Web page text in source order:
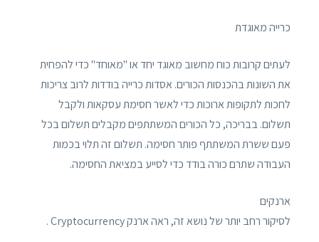
כרייה מאוגדת
לעתים קרובות כוח מחשוב מאוגד יחד או "מאוחד" כדי להפחית
את השונות בהכנסות הכורים. אסדות כרייה בודדות לרוב צריכות
לחכות לתקופות ארוכות כדי לאשר חסימת עסקאות ולקבל
תשלום. בבריכה, כל הכורים המשתתפים מקבלים תשלום בכל
פעם ששרת המשתתף פותר חסימה. תשלום זה תלוי בכמות
העבודה שתרם כורה בודד כדי לסייע במציאת החסימה.
ארנקים
לסיקור רחב יותר של נושא זה, ראה ארנק Cryptocurrency .